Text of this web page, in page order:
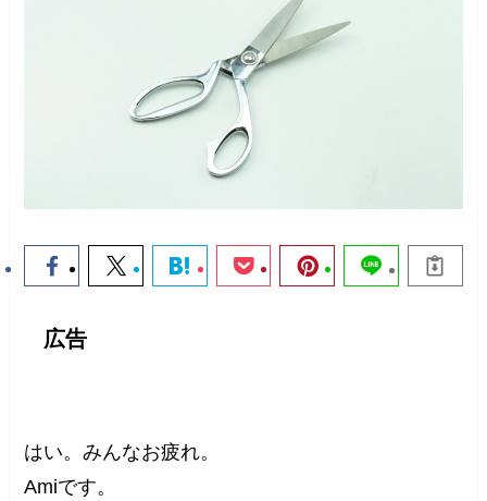
広告
はい。みんなお疲れ。
Amiです。